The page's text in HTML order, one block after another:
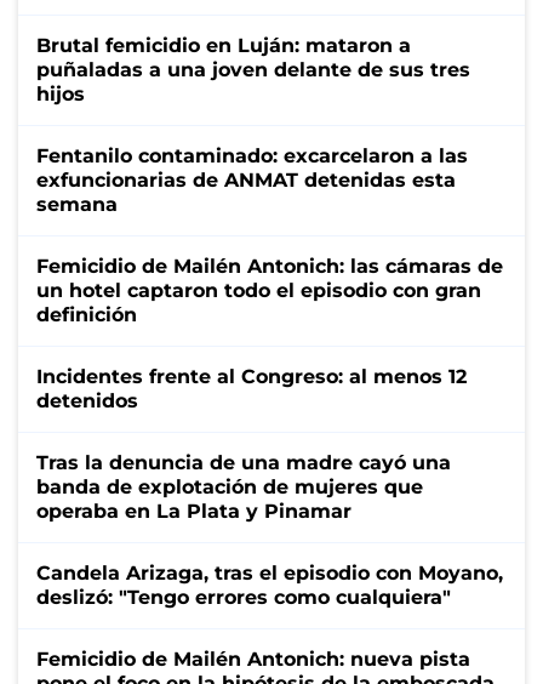
Brutal femicidio en Luján: mataron a
puñaladas a una joven delante de sus tres
hijos
Fentanilo contaminado: excarcelaron a las
exfuncionarias de ANMAT detenidas esta
semana
Femicidio de Mailén Antonich: las cámaras de
un hotel captaron todo el episodio con gran
definición
Incidentes frente al Congreso: al menos 12
detenidos
Tras la denuncia de una madre cayó una
banda de explotación de mujeres que
operaba en La Plata y Pinamar
Candela Arizaga, tras el episodio con Moyano,
deslizó: "Tengo errores como cualquiera"
Femicidio de Mailén Antonich: nueva pista